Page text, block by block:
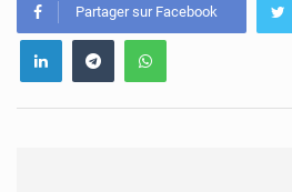
Partager sur Facebook